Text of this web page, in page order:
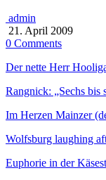
admin
21. April 2009
0 Comments
Der nette Herr
Rangnick: „Sechs bis
Im Herzen Mainzer
Wolfsburg laughing
Euphorie in der